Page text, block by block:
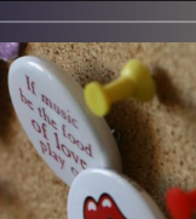
הוף.